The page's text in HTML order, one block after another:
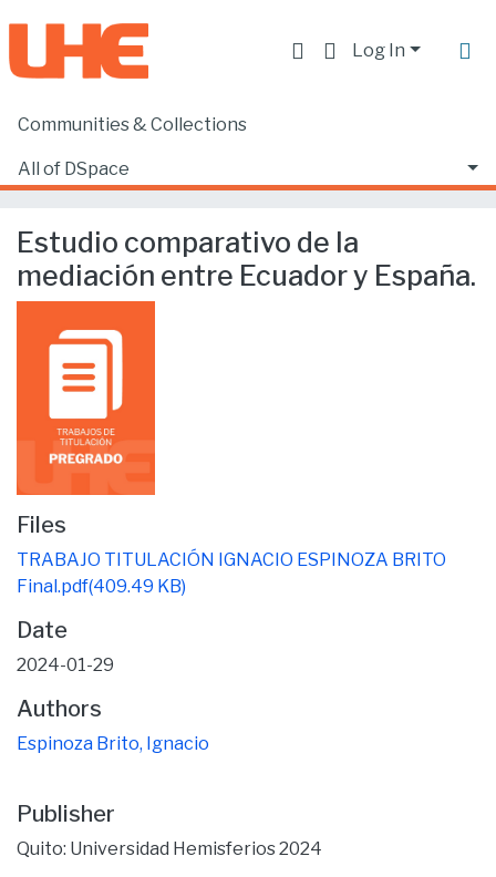
Log In
Communities & Collections
All of DSpace
Home
Facultad de Derecho
Estudio comparativo de la mediación entre Ecuador y España.
Estudio comparativo de la
mediación entre Ecuador y España.
Files
TRABAJO TITULACIÓN IGNACIO ESPINOZA BRITO
Final.pdf(409.49 KB)
Date
2024-01-29
Authors
Espinoza Brito, Ignacio
Publisher
Quito: Universidad Hemisferios 2024